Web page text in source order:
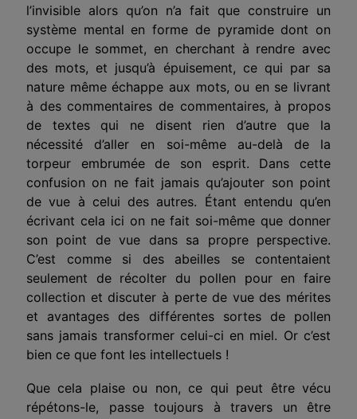
l’invisible alors qu’on n’a fait que construire un
système mental en forme de pyramide dont on
occupe le sommet, en cherchant à rendre avec
des mots, et jusqu’à épuisement, ce qui par sa
nature même échappe aux mots, ou en se livrant
à des commen­taires de commentaires, à propos
de textes qui ne disent rien d’autre que la
nécessité d’aller en soi-même au-delà de la
torpeur embrumée de son esprit. Dans cette
confusion on ne fait jamais qu’ajouter son point
de vue à celui des autres. Étant entendu qu’en
écrivant cela ici on ne fait soi-même que donner
son point de vue dans sa propre perspective.
C’est comme si des abeilles se contentaient
seulement de récolter du pollen pour en faire
collection et discuter à perte de vue des mérites
et avantages des différentes sortes de pollen
sans jamais transformer celui-ci en miel. Or c’est
bien ce que font les intellectuels !
Que cela plaise ou non, ce qui peut être vécu
répétons-le, passe toujours à travers un être